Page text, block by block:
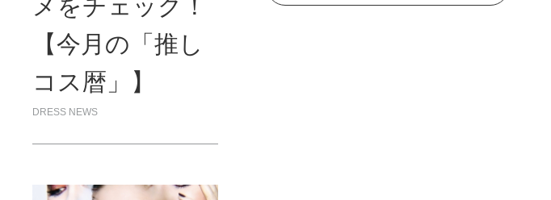
メをチェック！
【今月の「推し
コス暦」】
DRESS NEWS